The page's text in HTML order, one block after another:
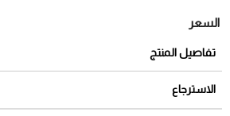
السعر
تفاصيل المنتج
الاسترجاع